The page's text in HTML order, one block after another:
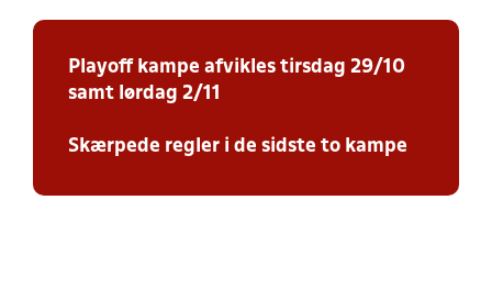
Playoff kampe afvikles tirsdag 29/10
samt lørdag 2/11
Skærpede regler i de sidste to kampe